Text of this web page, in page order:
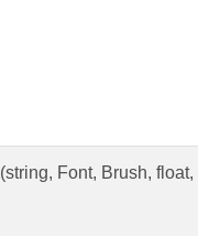
(string, Font, Brush, float,